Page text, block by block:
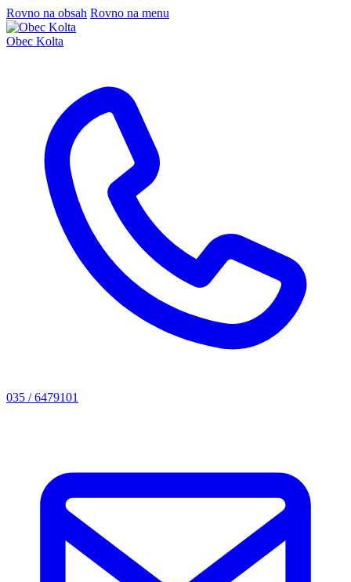
Rovno na obsah Rovno na menu
Obec Kolta
035 / 6479101